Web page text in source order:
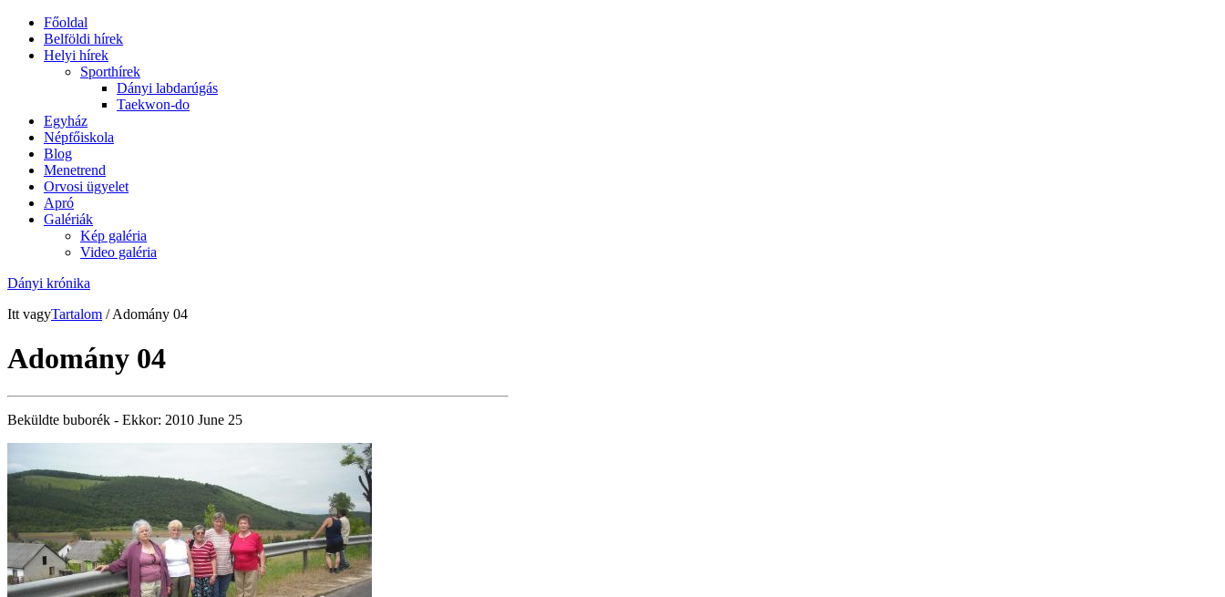
Főoldal
Belföldi hírek
Helyi hírek
Sporthírek
Dányi labdarúgás
Taekwon-do
Egyház
Népfőiskola
Blog
Menetrend
Orvosi ügyelet
Apró
Galériák
Kép galéria
Video galéria
Dányi krónika
Itt vagyTartalom / Adomány 04
Adomány 04
Beküldte buborék - Ekkor: 2010 June 25